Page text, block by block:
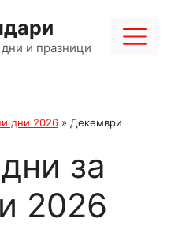
и празници
дни 2026 » Декември
за
2026